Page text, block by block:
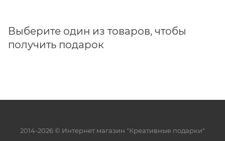
Выберите один из товаров, чтобы
получить подарок
2014-2026 © Интернет магазин "Креативные подарки"